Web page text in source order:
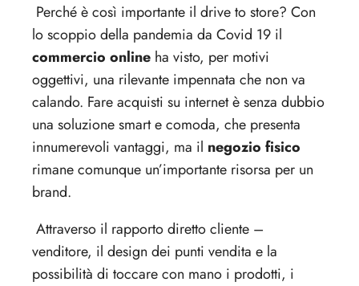
Perché è così importante il drive to store? Con
lo scoppio della pandemia da Covid 19 il
commercio online ha visto, per motivi
oggettivi, una rilevante impennata che non va
calando. Fare acquisti su internet è senza dubbio
una soluzione smart e comoda, che presenta
innumerevoli vantaggi, ma il negozio fisico
rimane comunque un’importante risorsa per un
brand.
Attraverso il rapporto diretto cliente –
venditore, il design dei punti vendita e la
possibilità di toccare con mano i prodotti, i